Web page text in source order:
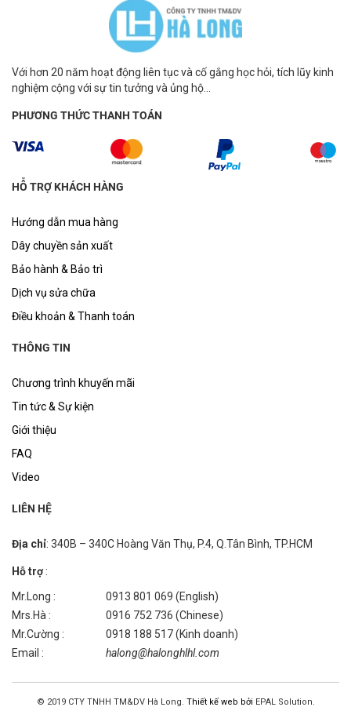
Với hơn 20 năm hoạt động liên tục và cố gắng học hỏi, tích lũy kinh
nghiệm cộng với sự tin tưởng và ủng hộ...
PHƯƠNG THỨC THANH TOÁN
HỖ TRỢ KHÁCH HÀNG
Hướng dẫn mua hàng
Dây chuyền sản xuất
Bảo hành & Bảo trì
Dịch vụ sửa chữa
Điều khoản & Thanh toán
THÔNG TIN
Chương trình khuyến mãi
Tin tức & Sự kiện
Giới thiệu
FAQ
Video
LIÊN HỆ
Địa chỉ: 340B – 340C Hoàng Văn Thụ, P.4, Q.Tân Bình, TP.HCM
Hỗ trợ:
Mr.Long :
0913 801 069 (English)
Mrs.Hà :
0916 752 736 (Chinese)
Mr.Cường :
0918 188 517 (Kinh doanh)
Email :
halong@halonghlhl.com
© 2019 CTY TNHH TM&DV Hà Long. Thiết kế web bởi EPAL Solution.